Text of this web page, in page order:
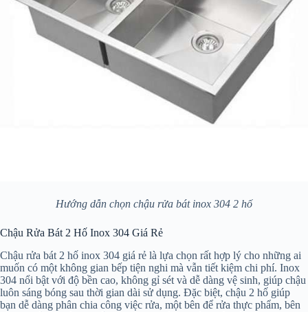
Hướng dẫn chọn chậu rửa bát inox 304 2 hố
Chậu Rửa Bát 2 Hố Inox 304 Giá Rẻ
Chậu rửa bát 2 hố inox 304 giá rẻ là lựa chọn rất hợp lý cho những ai
muốn có một không gian bếp tiện nghi mà vẫn tiết kiệm chi phí. Inox
304 nổi bật với độ bền cao, không gỉ sét và dễ dàng vệ sinh, giúp chậu
luôn sáng bóng sau thời gian dài sử dụng. Đặc biệt, chậu 2 hố giúp
bạn dễ dàng phân chia công việc rửa, một bên để rửa thực phẩm, bên